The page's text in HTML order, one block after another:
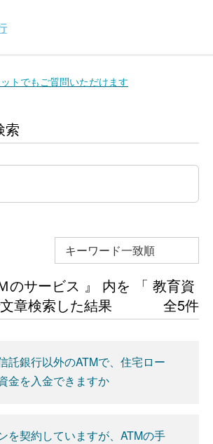
トでもご質問いただけます
索
キーワード一致順
のサービス 』 内を 「 教育資
章検索した結果
全5件
託銀行以外のATMで、住宅ロー
金を入金できますか
を契約していますが、ATMの手